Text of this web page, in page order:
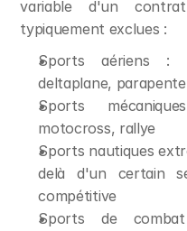
variable d'un
typiquement exclues :
Sports aériens :
deltaplane,
Sports
motocross, rallye
Sports nautiques
delà d'un certain
compétitive
Sports de